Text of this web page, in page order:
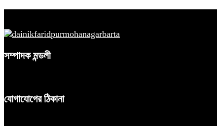
সম্পাদক মন্ডলী
যোগাযোগের ঠিকানা